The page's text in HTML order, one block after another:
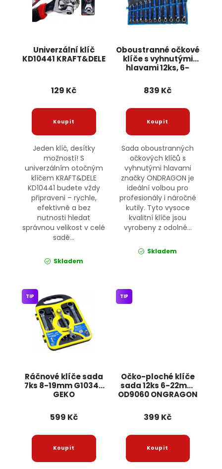
Univerzální klíč
KD10441 KRAFT&DELE
129 Kč
Jeden klíč, desítky
možností! S
univerzálním otočným
klíčem KRAFT&DELE
KD10441 budete vždy
připraveni – rychle,
efektivně a bez
nutnosti hledat
správnou velikost v celé
sadě...
Skladem
Oboustranné očkové
klíče s vyhnutými
hlavami 12ks, 6-
ONDRAGON
839 Kč
Sada oboustranných
očkových klíčů s
vyhnutými hlavami
značky ONDRAGON je
ideální volbou pro
profesionály i náročné
kutily. Tyto vysoce
kvalitní klíče jsou
vyrobeny z odolné...
Skladem
Ráčnové klíče sada
7ks 8-19mm G10340
GEKO
TIP
599 Kč
Očko-ploché klíče
sada 12ks 6-22mm
OD9060 ONGRAGON
TIP
399 Kč